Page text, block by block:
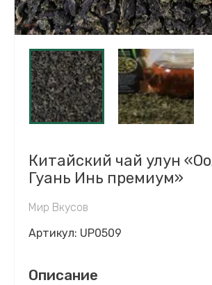
Китайский чай улун
Гуань Инь премиум»
Мир Вкусов
Артикул: UP0509
Описание